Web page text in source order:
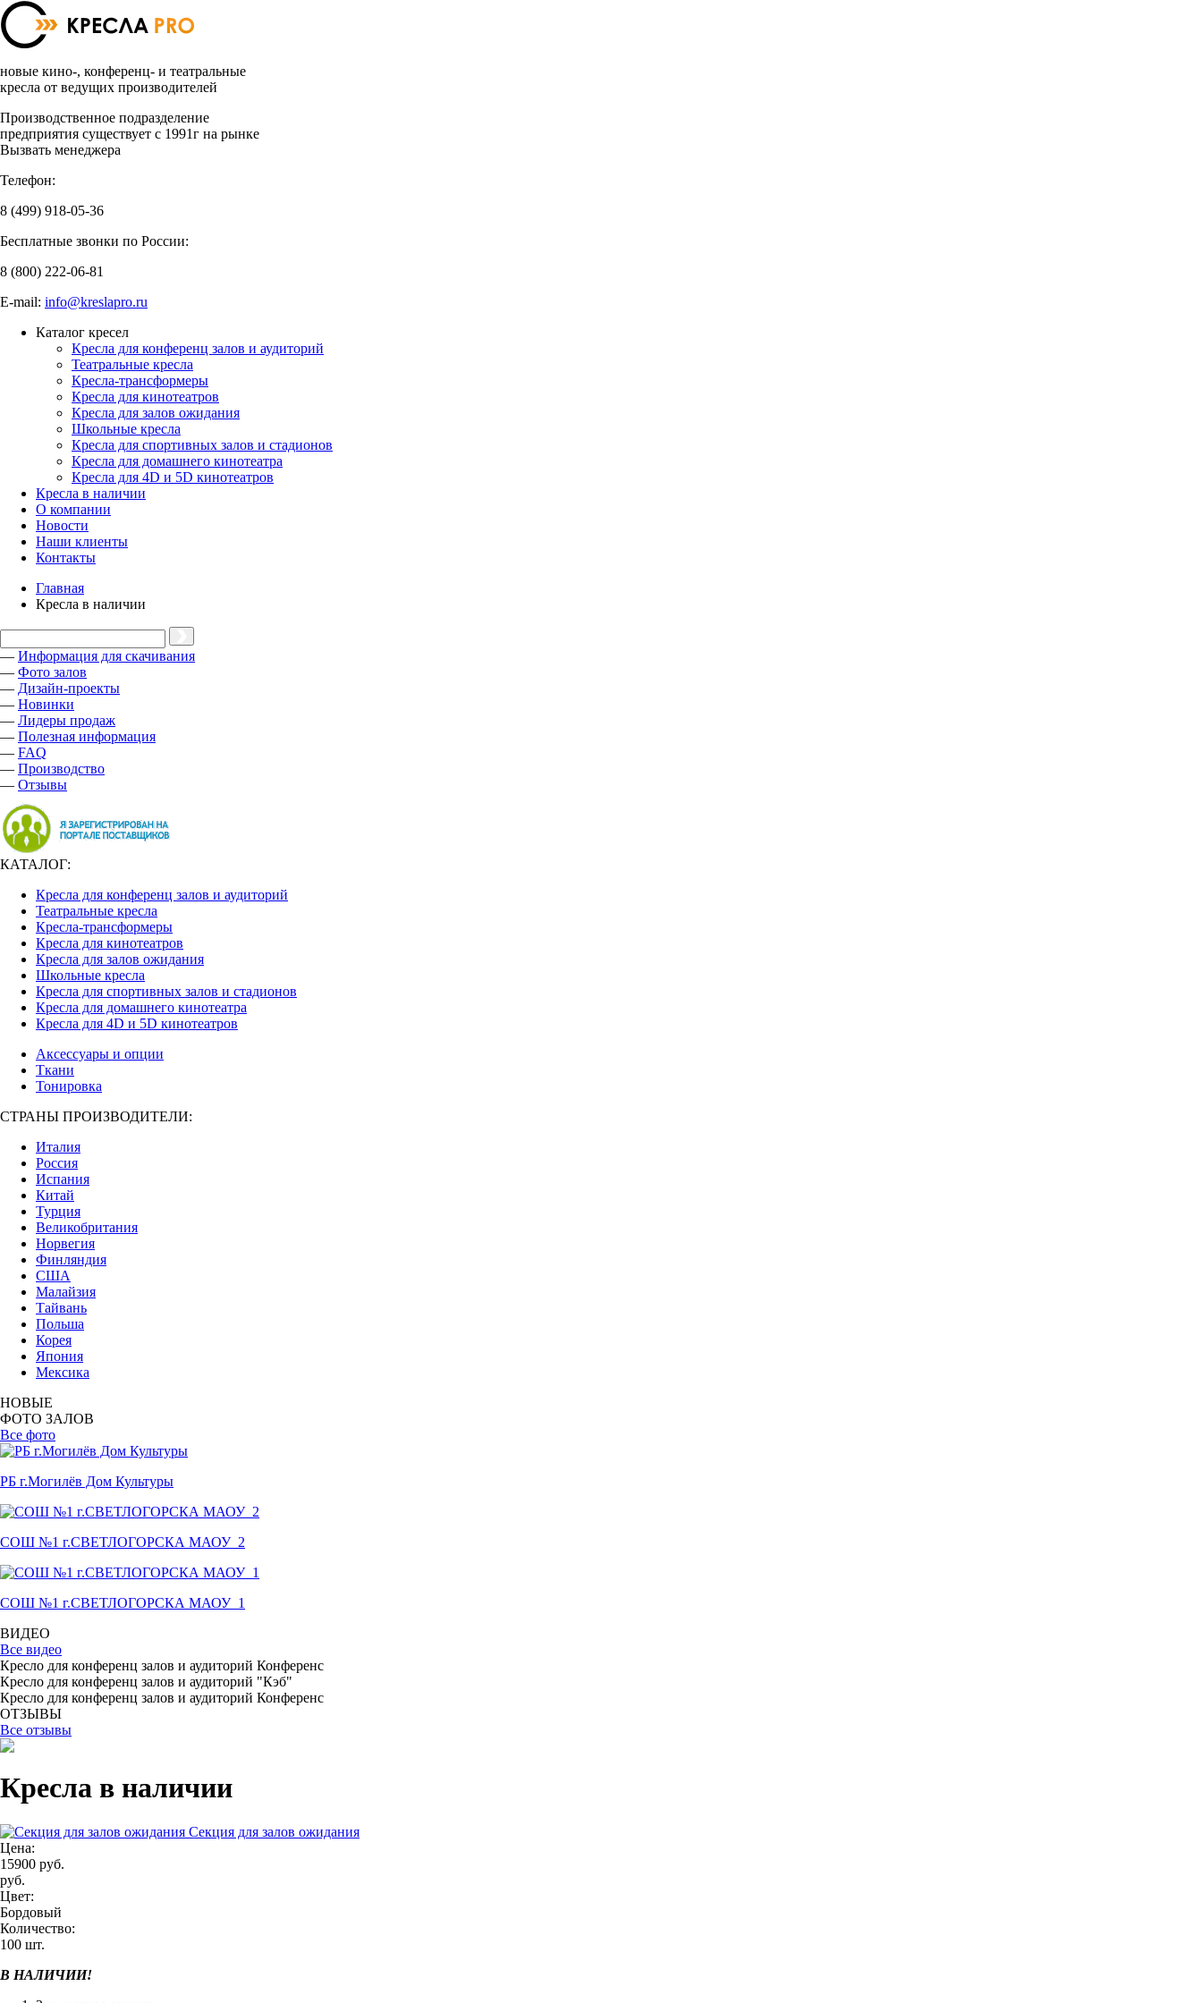
новые кино-, конференц- и театральные
кресла от ведущих производителей
Производственное подразделение
предприятия существует с 1991г на рынке
Вызвать менеджера
Телефон:
8 (499) 918-05-36
Бесплатные звонки по России:
8 (800) 222-06-81
E-mail: info@kreslapro.ru
Каталог кресел
Кресла для конференц залов и аудиторий
Театральные кресла
Кресла-трансформеры
Кресла для кинотеатров
Кресла для залов ожидания
Школьные кресла
Кресла для спортивных залов и стадионов
Кресла для домашнего кинотеатра
Кресла для 4D и 5D кинотеатров
Кресла в наличии
О компании
Новости
Наши клиенты
Контакты
Главная
Кресла в наличии
— Информация для скачивания
— Фото залов
— Дизайн-проекты
— Новинки
— Лидеры продаж
— Полезная информация
— FAQ
— Производство
— Отзывы
КАТАЛОГ:
Кресла для конференц залов и аудиторий
Театральные кресла
Кресла-трансформеры
Кресла для кинотеатров
Кресла для залов ожидания
Школьные кресла
Кресла для спортивных залов и стадионов
Кресла для домашнего кинотеатра
Кресла для 4D и 5D кинотеатров
Аксессуары и опции
Ткани
Тонировка
СТРАНЫ ПРОИЗВОДИТЕЛИ:
Италия
Россия
Испания
Китай
Турция
Великобритания
Норвегия
Финляндия
США
Малайзия
Тайвань
Польша
Корея
Япония
Мексика
НОВЫЕ
ФОТО ЗАЛОВ
Все фото
РБ г.Могилёв Дом Культуры
СОШ №1 г.СВЕТЛОГОРСКА МАОУ_2
СОШ №1 г.СВЕТЛОГОРСКА МАОУ_1
ВИДЕО
Все видео
Кресло для конференц залов и аудиторий Конференс
Кресло для конференц залов и аудиторий "Кэб"
Кресло для конференц залов и аудиторий Конференс
ОТЗЫВЫ
Все отзывы
Кресла в наличии
Секция для залов ожидания
Цена:
15900 руб.
руб.
Цвет:
Бордовый
Количество:
100 шт.
В НАЛИЧИИ!